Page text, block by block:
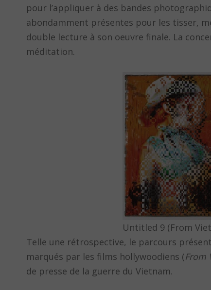
pour l’appliquer à des bandes
abondamment présentes pour les tisser,
double lecture à son oeuvre finale. La
méditation.
Untitled 9 (From
Telle une rétrospective, le parcours
marqués par les films hollywoodiens (From
de presse de la guerre du Vietnam.